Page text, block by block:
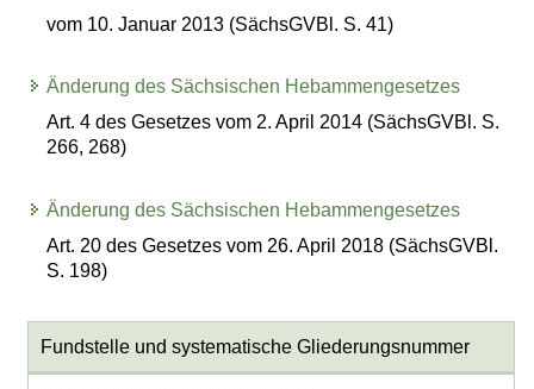
vom 10. Januar 2013 (SächsGVBl. S. 41)
Änderung des Sächsischen Hebammengesetzes
Art. 4 des Gesetzes vom 2. April 2014 (SächsGVBl. S.
266, 268)
Änderung des Sächsischen Hebammengesetzes
Art. 20 des Gesetzes vom 26. April 2018 (SächsGVBl.
S. 198)
Fundstelle und systematische Gliederungsnummer